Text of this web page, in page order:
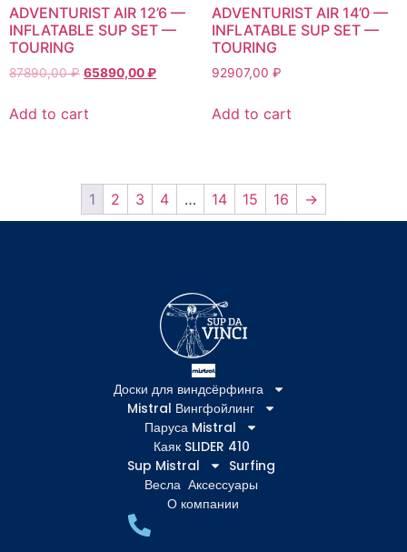
ADVENTURIST AIR 12’6 —
INFLATABLE SUP SET —
TOURING
87890,00₽ 65890,00₽
Add to cart
ADVENTURIST AIR 14’0 —
INFLATABLE SUP SET —
TOURING
92907,00 ₽
Add to cart
1 2 3 4 … 14 15 16 →
Доски для виндсёрфинга
Mistral Вингфойлинг
Паруса Mistral
Каяк SLIDER 410
Sup Mistral
Surfing
Весла Аксессуары
О компании